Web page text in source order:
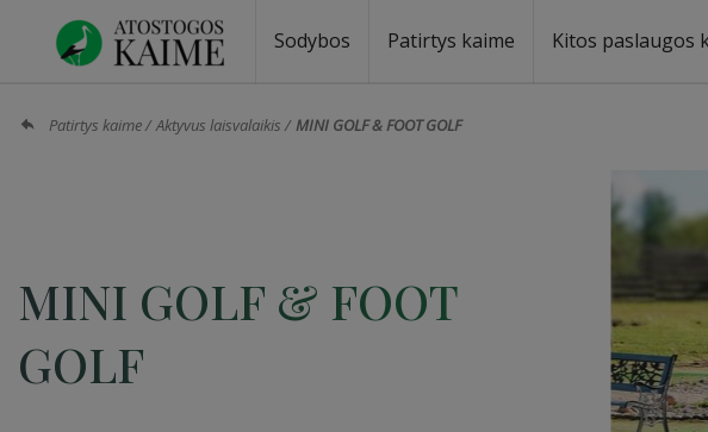
Sodybos Patirtys kaime Kitos paslaugos
Patirtys kaime Aktyvus laisvalaikis MINI GOLF & FOOT GOLF
MINI GOLF & FOOT
GOLF